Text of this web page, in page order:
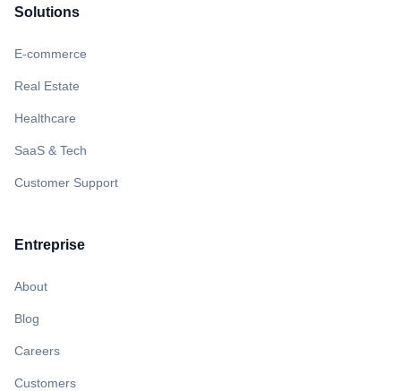
Solutions
E-commerce
Real Estate
Healthcare
SaaS & Tech
Customer Support
Entreprise
About
Blog
Careers
Customers